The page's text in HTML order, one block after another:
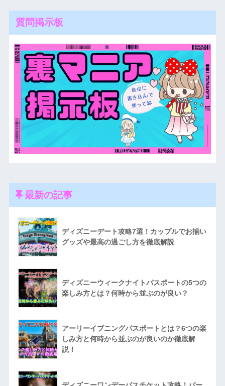
質問掲示板
最新の記事
ディズニーデート攻略7選！カップルでお揃い
グッズや最高の過ごし方を徹底解説
ディズニーウィークナイトパスポートの5つの
楽しみ方とは？何時から並ぶのが良い？
アーリーイブニングパスポートとは？6つの楽
しみ方と何時から並ぶのが良いのか徹底解
説！